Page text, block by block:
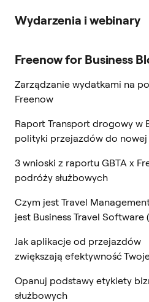
Wydarzenia i webinary
Freenow for Business
Zarządzanie wydatkami na
Freenow
Raport Transport drogowy w
polityki przejazdów do
3 wnioski z raportu GBTA x
podróży służbowych
Czym jest Travel
jest Business Travel Software
Jak aplikacje od przejazdów
zwiększają efektywność
Opanuj podstawy etykiety
służbowych